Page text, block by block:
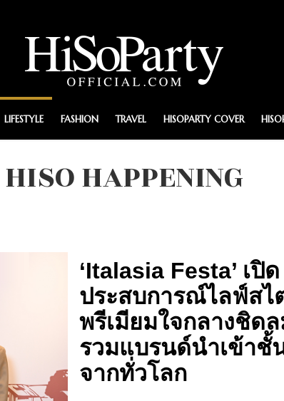
LIFESTYLE FASHION TRAVEL HISOPARTY COVER
HISO HAPPENING
‘Italasia Festa’ เปิด
ประสบการณ์ไลฟ์สไ
พรีเมียมใจกลางชิด
รวมแบรนด์นำเข้าชั้
จากทั่วโลก